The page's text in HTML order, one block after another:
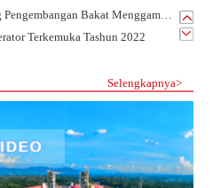
PT.CSKC Mendukung Pengembangan Bakat Menggambar Karyawan
Terkemuka Tashun 2022
Tahun 2021 PT.CSKC
Tahun 2021 PT.CSKC
Selengkapnya>